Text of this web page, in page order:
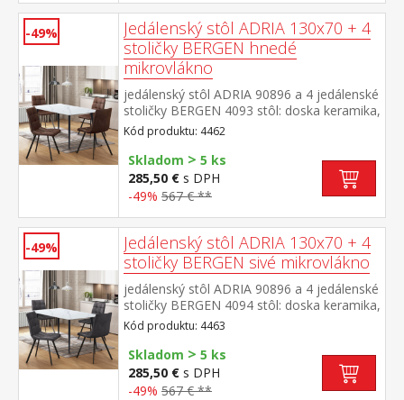
stola (š/h/v) 130 × 70 × 75 cm rozmer
stoličky (š/h/v) 45 × 53 × 88 cm
-49%
Jedálenský stôl ADRIA 130x70 + 4
stoličky BERGEN hnedé
mikrovlákno
jedálenský stôl ADRIA 90896 a 4 jedálenské
stoličky BERGEN 4093 stôl: doska keramika,
farebné prevedenie imitácia
mramoru kovová konštrukcia, farebné
prevedenie čierna stolička: poťah brúsená
koža – imitácia mikrovlákno, farebné
prevedenie hnedá kovová konštrukcia,
stoličky 51 cm rozmer stola (š/h/v) 130 × 70
× 75 cm rozmer stoličky (š/h/v) 45 × 53 × 88
cm
Kód produktu: 4462
Skladom > 5 ks
285,50 € s DPH
-49% 567 € **
-49%
Jedálenský stôl ADRIA 130x70 + 4
stoličky BERGEN sivé mikrovlákno
jedálenský stôl ADRIA 90896 a 4 jedálenské
stoličky BERGEN 4094 stôl: doska keramika,
farebné prevedenie imitácia
mramoru kovová konštrukcia, farebné
prevedenie čierna stolička: poťah brúsená
koža – imitácia mikrovlákno, farebné
prevedenie antracitová kovová konštrukcia,
Kód produktu: 4463
Skladom > 5 ks
285,50 € s DPH
-49% 567 € **